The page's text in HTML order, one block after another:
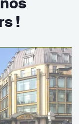
!